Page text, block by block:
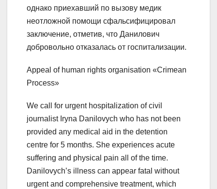
однако приехавший по вызову медик
неотложной помощи сфальсифицировал
заключение, отметив, что Данилович
добровольно отказалась от госпитализации.
Appeal of human rights organisation «Crimean
Process»
We call for urgent hospitalization of civil
journalist Iryna Danilovych who has not been
provided any medical aid in the detention
centre for 5 months. She experiences acute
suffering and physical pain all of the time.
Danilovych’s illness can appear fatal without
urgent and comprehensive treatment, which